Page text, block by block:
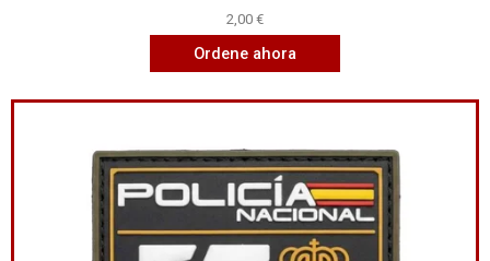
2,00 €
Ordene ahora